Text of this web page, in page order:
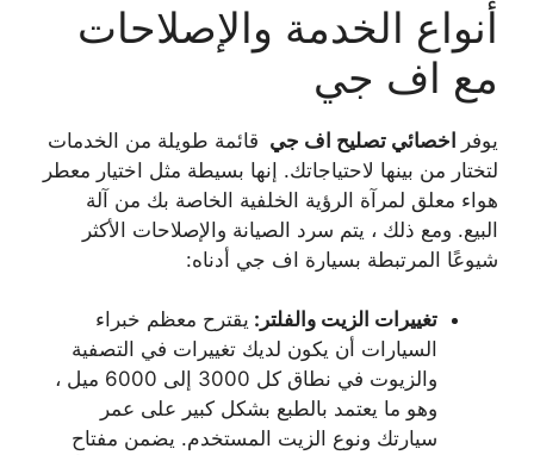
أنواع الخدمة والإصلاحات
مع اف جي
يوفر اخصائي تصليح اف جي قائمة طويلة من الخدمات
لتختار من بينها لاحتياجاتك. إنها بسيطة مثل اختيار معطر
هواء معلق لمرآة الرؤية الخلفية الخاصة بك من آلة
البيع. ومع ذلك ، يتم سرد الصيانة والإصلاحات الأكثر
شيوعًا المرتبطة بسيارة اف جي أدناه:
تغييرات الزيت والفلتر: يقترح معظم خبراء
السيارات أن يكون لديك تغييرات في التصفية
والزيوت في نطاق كل 3000 إلى 6000 ميل ،
وهو ما يعتمد بالطبع بشكل كبير على عمر
سيارتك ونوع الزيت المستخدم. يضمن مفتاح